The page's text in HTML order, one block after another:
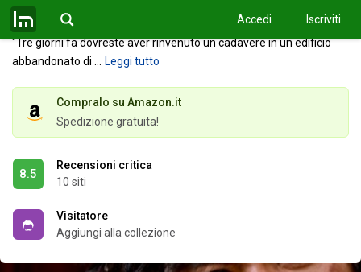
Accedi Iscriviti
un passante del suo tentativo di fuga e del successivo arresto è su
tutti i notiziari, mentre l'opinione pubblica invoca la pena massima.
"Tre giorni fa dovreste aver rinvenuto un cadavere in un edificio
abbandonato di … Leggi tutto
Compralo su Amazon.it
Spedizione gratuita!
8.5
Recensioni critica
10 siti
Visitatore
Aggiungi alla collezione